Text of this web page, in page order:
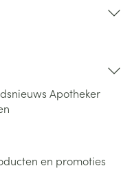
Apotheker
en promoties